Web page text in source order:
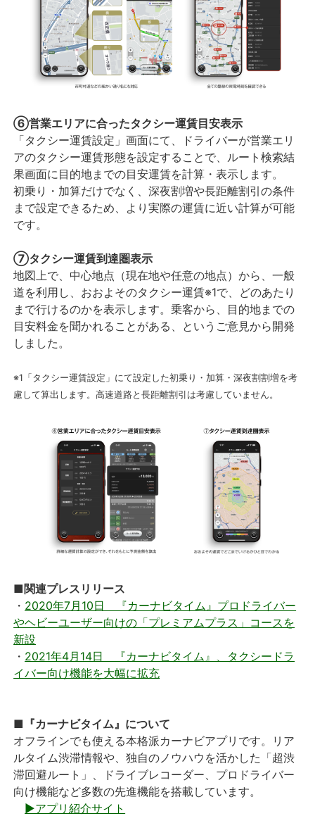
⑥営業エリアに合ったタクシー運賃目安表示
「タクシー運賃設定」画面にて、ドライバーが営業エリ
アのタクシー運賃形態を設定することで、ルート検索結
果画面に目的地までの目安運賃を計算・表示します。
初乗り・加算だけでなく、深夜割増や長距離割引の条件
まで設定できるため、より実際の運賃に近い計算が可能
です。
⑦タクシー運賃到達圏表示
地図上で、中心地点（現在地や任意の地点）から、一般
道を利用し、おおよそのタクシー運賃※1で、どのあたり
まで行けるのかを表示します。乗客から、目的地までの
目安料金を聞かれることがある、というご意見から開発
しました。
※1「タクシー運賃設定」にて設定した初乗り・加算・深夜割割増を考
慮して算出します。高速道路と長距離割引は考慮していません。
■関連プレスリリース
・ 2020年7月10日 『カーナビタイム』プロドライバー
やヘビーユーザー向けの「プレミアムプラス」コースを
新設
・ 2021年4月14日 『カーナビタイム』、タクシードラ
イバー向け機能を大幅に拡充
■『カーナビタイム』について
オフラインでも使える本格派カーナビアプリです。リア
ルタイム渋滞情報や、独自のノウハウを活かした「超渋
滞回避ルート」、ドライブレコーダー、プロドライバー
向け機能など多数の先進機能を搭載しています。
▶アプリ紹介サイト